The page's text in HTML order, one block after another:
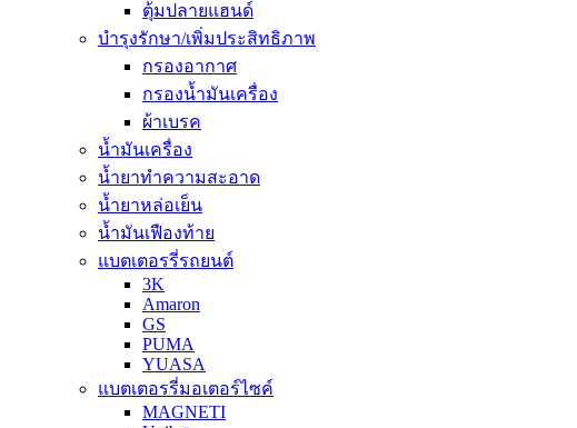
ตุ้มปลายแฮนด์
บำรุงรักษา/เพิ่มประสิทธิภาพ
กรองอากาศ
กรองน้ำมันเครื่อง
ผ้าเบรค
น้ำมันเครื่อง
น้ำยาทำความสะอาด
น้ำยาหล่อเย็น
น้ำมันเฟืองท้าย
แบตเตอรรี่รถยนต์
3K
Amaron
GS
PUMA
YUASA
แบตเตอรรี่มอเตอร์ไซค์
MAGNETI